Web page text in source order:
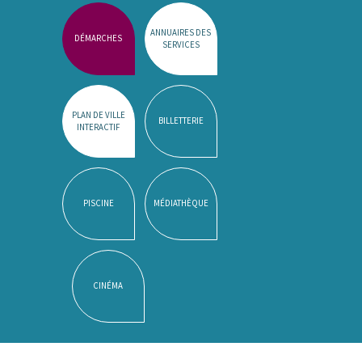
DÉMARCHES
ANNUAIRES DES
SERVICES
PLAN DE VILLE
INTERACTIF
BILLETTERIE
PISCINE MÉDIATHÈQUE
CINÉMA